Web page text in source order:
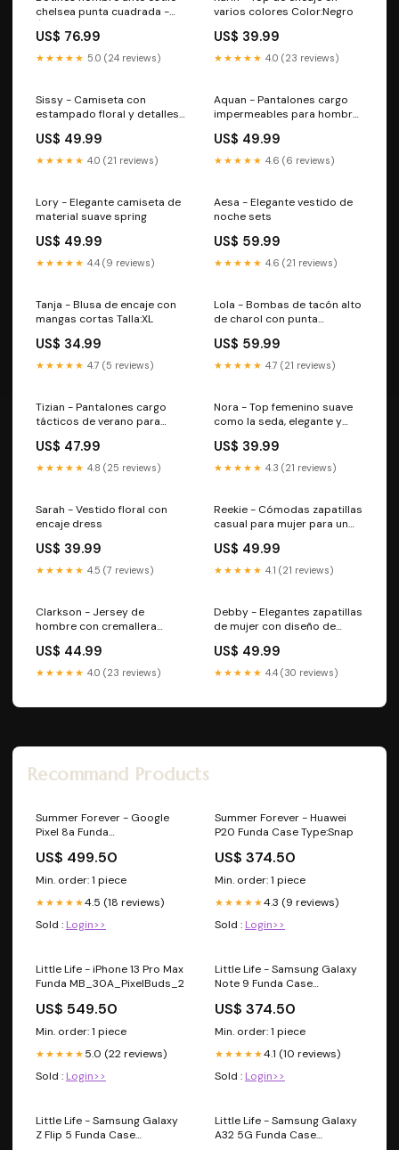
chelsea punta cuadrada -
US$ 76.99
★★★★★ 5.0 (24 reviews)
varios colores Color:Negro
US$ 39.99
★★★★★ 4.0 (23 reviews)
Sissy - Camiseta con
estampado floral y detalles
US$ 49.99
★★★★★ 4.0 (21 reviews)
Aquan - Pantalones cargo
impermeables para hombre
US$ 49.99
★★★★★ 4.6 (6 reviews)
Lory - Elegante camiseta de
material suave spring
US$ 49.99
★★★★★ 4.4 (9 reviews)
Aesa - Elegante vestido de
noche sets
US$ 59.99
★★★★★ 4.6 (21 reviews)
Tanja - Blusa de encaje con
mangas cortas Talla:XL
US$ 34.99
★★★★★ 4.7 (5 reviews)
Lola - Bombas de tacón alto
de charol con punta
Talla:36
US$ 59.99
★★★★★ 4.7 (21 reviews)
Tizian - Pantalones cargo
tácticos de verano para
US$ 47.99
★★★★★ 4.8 (25 reviews)
Nora - Top femenino suave
como la seda, elegante y
US$ 39.99
★★★★★ 4.3 (21 reviews)
Sarah - Vestido floral con
encaje dress
US$ 39.99
★★★★★ 4.5 (7 reviews)
Reekie - Cómodas zapatillas
casual para mujer para un
US$ 49.99
★★★★★ 4.1 (21 reviews)
Clarkson - Jersey de
hombre con cremallera
US$ 44.99
★★★★★ 4.0 (23 reviews)
Debby - Elegantes zapatillas
de mujer con diseño de
comodidad de uso Talla:36
US$ 49.99
★★★★★ 4.4 (30 reviews)
Recommand Products
Summer Forever - Google
Pixel 8a Funda
US$ 499.50
Min. order: 1 piece
★★★★★4.5 (18 reviews)
Sold : Login>>
Summer Forever - Huawei
P20 Funda Case Type:Snap
US$ 374.50
Min. order: 1 piece
★★★★★4.3 (9 reviews)
Sold : Login>>
Little Life - iPhone 13 Pro Max
Funda MB_30A_PixelBuds_2
US$ 549.50
Min. order: 1 piece
★★★★★ 5.0 (22 reviews)
Sold : Login>>
Little Life - Samsung Galaxy
Note 9 Funda Case
US$ 374.50
Min. order: 1 piece
★★★★★4.1 (10 reviews)
Sold : Login>>
Little Life - Samsung Galaxy
Z Flip 5 Funda Case
Little Life - Samsung Galaxy
A32 5G Funda Case